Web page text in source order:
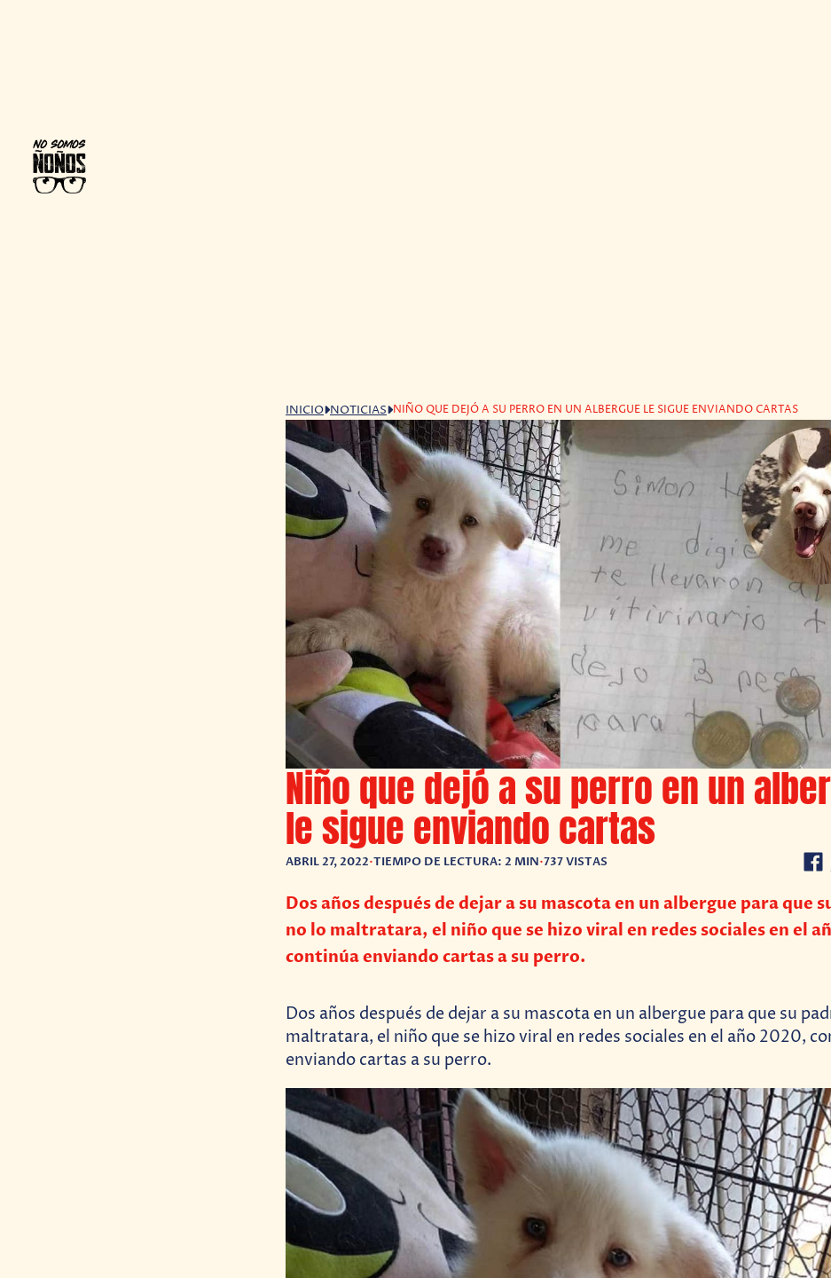
INICIO NOTICIAS NIÑO QUE DEJÓ A SU PERRO EN UN ALBERGUE LE SIGUE ENVIANDO CARTAS
Niño que dejó a su perro en un
le sigue enviando cartas
ABRIL 27, 2022•TIEMPO DE LECTURA: 2 MIN•737 VISTAS
Dos años después de dejar a su mascota en un albergue para que
no lo maltratara, el niño que se hizo viral en redes sociales en el
continúa enviando cartas a su perro.
Dos años después de dejar a su mascota en un albergue para que su
maltratara, el niño que se hizo viral en redes sociales en el año 2020,
enviando cartas a su perro.